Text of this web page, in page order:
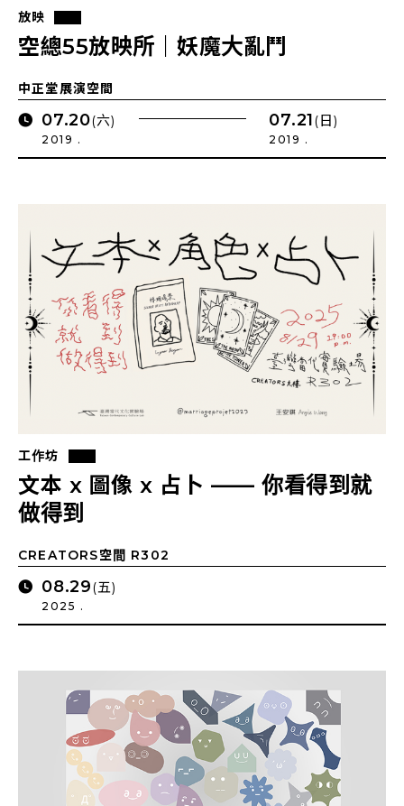
放映
空總55放映所｜妖魔大亂鬥
中正堂展演空間
07.20(六)
2019 .
07.21(日)
2019 .
工作坊
文本 x 圖像 x 占卜 —— 你看得到就
做得到
CREATORS空間 R302
08.29(五)
2025 .